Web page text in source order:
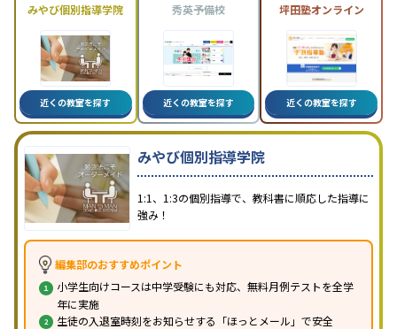
みやび個別指導学院
近くの教室を探す
秀英予備校
近くの教室を探す
坪田塾オンライン
近くの教室を探す
みやび個別指導学院
1:1、1:3の個別指導で、教科書に順応した指導に
強み！
編集部のおすすめポイント
小学生向けコースは中学受験にも対応、無料月例テストを全学
年に実施
生徒の入退室時刻をお知らせする「ほっとメール」で安全